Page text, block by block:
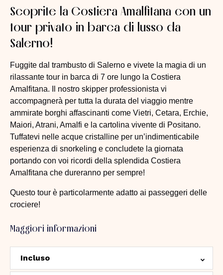
Scoprite la Costiera Amalfitana con un
tour privato in barca di lusso da
Salerno!
Fuggite dal trambusto di Salerno e vivete la magia di un
rilassante tour in barca di 7 ore lungo la Costiera
Amalfitana. Il nostro skipper professionista vi
accompagnerà per tutta la durata del viaggio mentre
ammirate borghi affascinanti come Vietri, Cetara, Erchie,
Maiori, Atrani, Amalfi e la cartolina vivente di Positano.
Tuffatevi nelle acque cristalline per un’indimenticabile
esperienza di snorkeling e concludete la giornata
portando con voi ricordi della splendida Costiera
Amalfitana che dureranno per sempre!
Questo tour è particolarmente adatto ai passeggeri delle
crociere!
Maggiori informazioni
Incluso